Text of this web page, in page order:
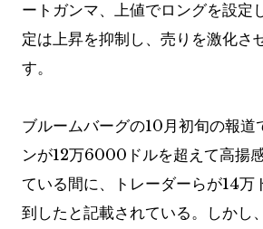
ートガンマ、上値でロング​​を設定
定は上昇を抑制し、売りを激化さ
す。
ブルームバーグの10月初旬の報道
ンが12万6000ドルを超えて高揚
ている間に、トレーダーらが14万
到したと記載されている。しかし